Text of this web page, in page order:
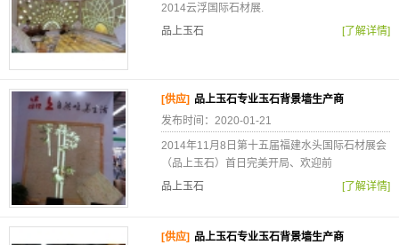
2014云浮国际石材展.
品上玉石
[了解详情]
[供应] 品上玉石专业玉石背景墙生产商
发布时间：2020-01-21
2014年11月8日第十五届福建水头国际石材展会
（品上玉石）首日完美开局、欢迎前
品上玉石
[了解详情]
[供应] 品上玉石专业玉石背景墙生产商